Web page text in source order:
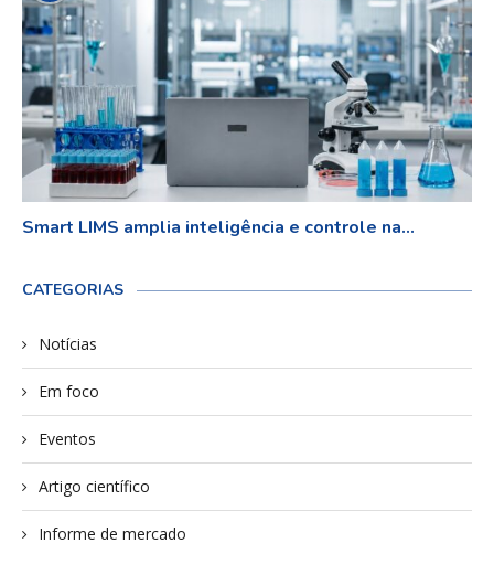
Smart LIMS amplia inteligência e controle na...
CATEGORIAS
Notícias
Em foco
Eventos
Artigo científico
Informe de mercado